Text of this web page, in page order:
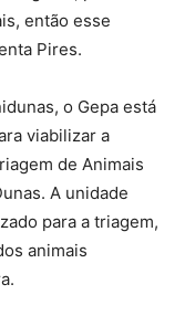
então esse
Pires.
o Gepa está
viabilizar a
de Animais
A unidade
para a triagem,
animais